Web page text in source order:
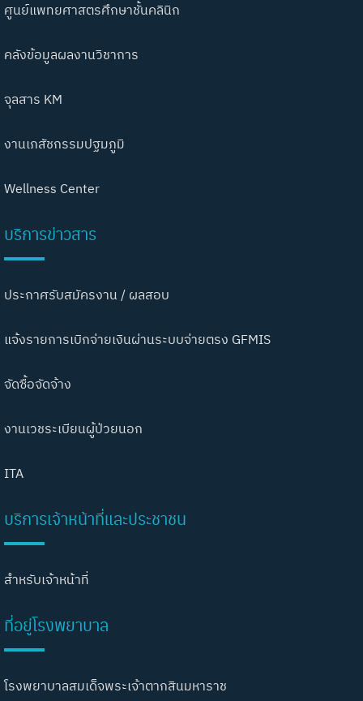
ศูนย์แพทยศาสตรศึกษาชั้นคลินิก
คลังข้อมูลผลงานวิชาการ
จุลสาร KM
งานเภสัชกรรมปฐมภูมิ
Wellness Center
บริการข่าวสาร
ประกาศรับสมัครงาน / ผลสอบ
แจ้งรายการเบิกจ่ายเงินผ่านระบบจ่ายตรง GFMIS
จัดซื้อจัดจ้าง
งานเวชระเบียนผู้ป่วยนอก
ITA
บริการเจ้าหน้าที่และประชาชน
สำหรับเจ้าหน้าที่
ที่อยู่โรงพยาบาล
โรงพยาบาลสมเด็จพระเจ้าตากสินมหาราช